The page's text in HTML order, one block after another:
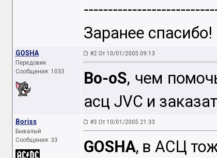
Заранее спасибо!
GOSHA
Передовик
Сообщения: 1033
#2 От 10/01/2005 09:13
Bo-oS, чем
асц JVC и
Boriss
Бывалый
Сообщения: 33
#3 От 10/01/2005 21:33
GOSHA, в АСЦ